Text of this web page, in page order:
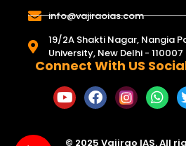
info@vajiraoias.com
19/2A Shakti Nagar, Nangia
University, New Delhi - 110007
Connect With US
© 2025 Vajirao IAS. All